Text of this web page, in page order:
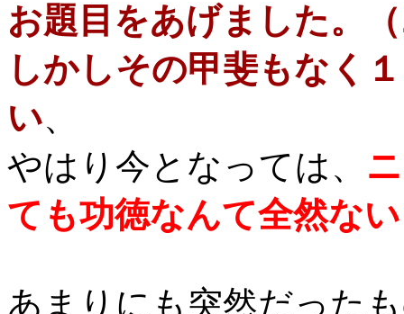
お題目をあげました。
しかしその甲斐もなく
い、
やはり今となっては、
ても功徳なんて全然ない
あまりにも突然だった